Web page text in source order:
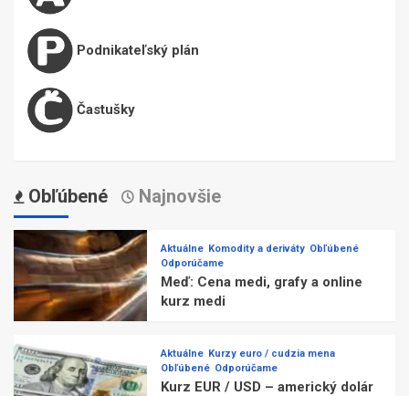
Podnikateľský plán
Častušky
Obľúbené Najnovšie
Aktuálne Komodity a deriváty Obľúbené
Odporúčame
Meď: Cena medi, grafy a online
kurz medi
Aktuálne Kurzy euro / cudzia mena
Obľúbené Odporúčame
Kurz EUR / USD – americký dolár